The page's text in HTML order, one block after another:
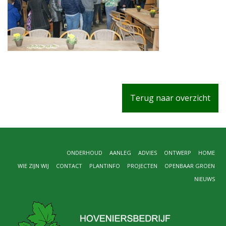
Terug naar overzicht
HOME
ONTWERP
ADVIES
AANLEG
ONDERHOUD
OPENBAAR GROEN
PROJECTEN
PLANTINFO
CONTACT
WIE ZIJN WIJ
NIEUWS